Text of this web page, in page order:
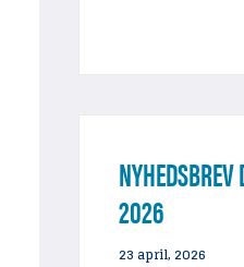
2026
23 april, 2026